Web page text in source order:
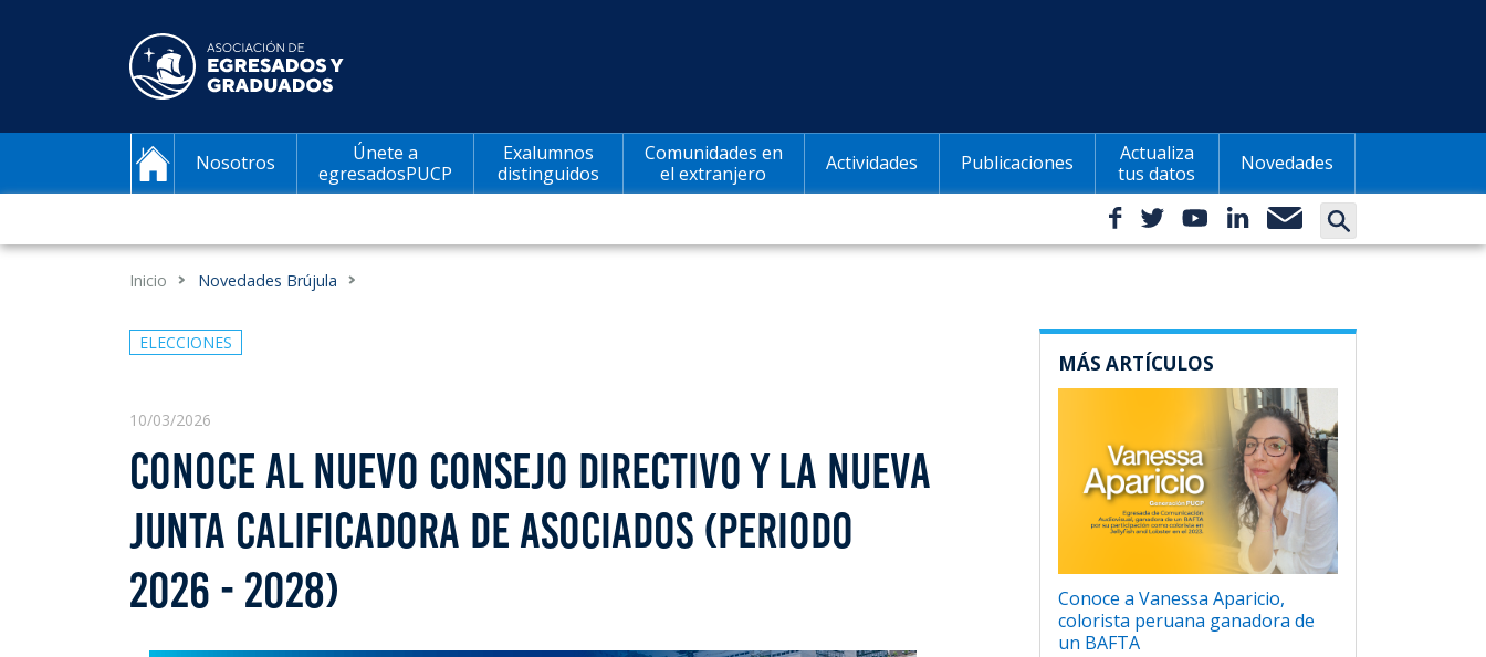
Nosotros
Únete a
egresadosPUCP
Exalumnos
distinguidos
Comunidades en
el extranjero
Actividades Publicaciones
Actualiza
tus datos
Novedades
Inicio Novedades Brújula
ELECCIONES
10/03/2026
CONOCE AL NUEVO CONSEJO DIRECTIVO Y LA NUEVA
JUNTA CALIFICADORA DE ASOCIADOS (PERIODO
2026 - 2028)
MÁS ARTÍCULOS
Conoce a Vanessa Aparicio,
colorista peruana ganadora de
un BAFTA